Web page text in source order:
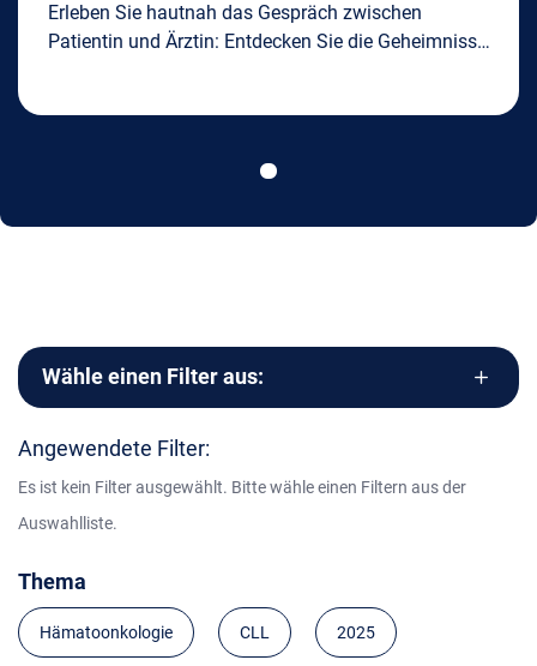
Erleben Sie hautnah das Gespräch zwischen
Patientin und Ärztin: Entdecken Sie die Geheimnisse
Wähle einen Filter aus:
Angewendete Filter:
Es ist kein Filter ausgewählt. Bitte wähle einen Filtern aus der
Auswahlliste.
Thema
Hämatoonkologie CLL 2025